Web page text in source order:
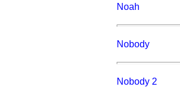
Noah
Nobody
Nobody 2